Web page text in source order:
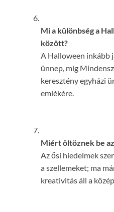
Mi a különbség a
között?
A Halloween inkább
ünnep, míg
keresztény egyházi
emlékére.
Miért öltöznek be
Az ősi hiedelmek
a szellemeket; ma
kreativitás áll a